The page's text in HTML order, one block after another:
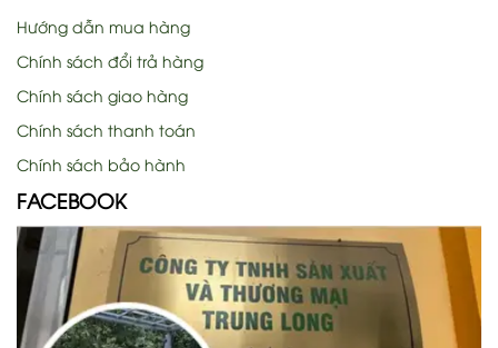
Hướng dẫn mua hàng
Chính sách đổi trả hàng
Chính sách giao hàng
Chính sách thanh toán
Chính sách bảo hành
FACEBOOK